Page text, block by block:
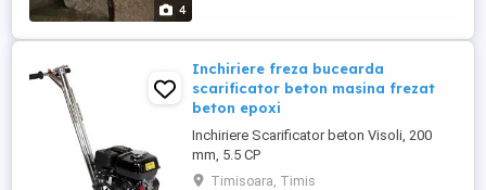
4
Inchiriere freza bucearda
scarificator beton masina frezat
beton epoxi
Inchiriere Scarificator beton Visoli, 200
mm, 5.5 CP
Timisoara, Timis